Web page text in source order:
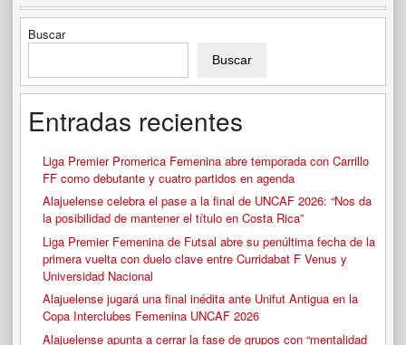
Buscar
Buscar
Entradas recientes
Liga Premier Promerica Femenina abre temporada con Carrillo
FF como debutante y cuatro partidos en agenda
Alajuelense celebra el pase a la final de UNCAF 2026: “Nos da
la posibilidad de mantener el título en Costa Rica”
Liga Premier Femenina de Futsal abre su penúltima fecha de la
primera vuelta con duelo clave entre Curridabat F Venus y
Universidad Nacional
Alajuelense jugará una final inédita ante Unifut Antigua en la
Copa Interclubes Femenina UNCAF 2026
Alajuelense apunta a cerrar la fase de grupos con “mentalidad